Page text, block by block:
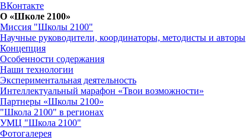
ВКонтакте
О «Школе 2100»
Миссия "Школы 2100"
Научные руководители, координаторы, методисты и авторы
Концепция
Особенности содержания
Наши технологии
Экспериментальная деятельность
Интеллектуальный марафон «Твои возможности»
Партнеры «Школы 2100»
"Школа 2100" в регионах
УМЦ "Школа 2100"
Фотогалерея